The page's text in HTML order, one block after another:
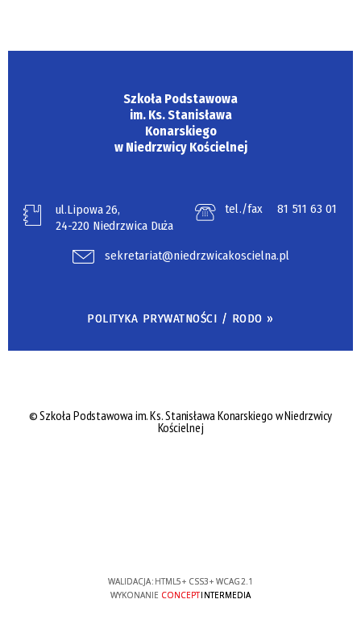
Szkoła Podstawowa
im. Ks. Stanisława
Konarskiego
w Niedrzwicy Kościelnej
ul.Lipowa 26,
24-220 Niedrzwica Duża
tel./fax 81 511 63 01
sekretariat@niedrzwicakoscielna.pl
POLITYKA PRYWATNOŚCI / RODO »
© Szkoła Podstawowa im. Ks. Stanisława Konarskiego w Niedrzwicy
Kościelnej
WALIDACJA: HTML5+ CSS3+ WCAG 2.1
WYKONANIE CONCEPTINTERMEDIA